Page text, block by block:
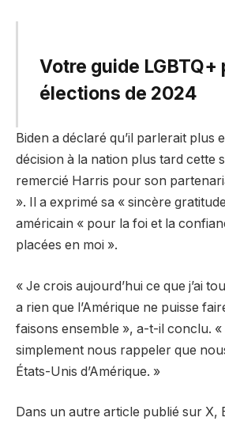
Votre guide LGBTQ+
élections de 2024
Biden a déclaré qu’il parlerait plus
décision à la nation plus tard cette
remercié Harris pour son
». Il a exprimé sa « sincère
américain « pour la foi et la
placées en moi ».
« Je crois aujourd’hui ce que j’ai
a rien que l’Amérique ne puisse
faisons ensemble », a-t-il conclu.
simplement nous rappeler que
États-Unis d’Amérique. »
Dans un autre article publié sur X,